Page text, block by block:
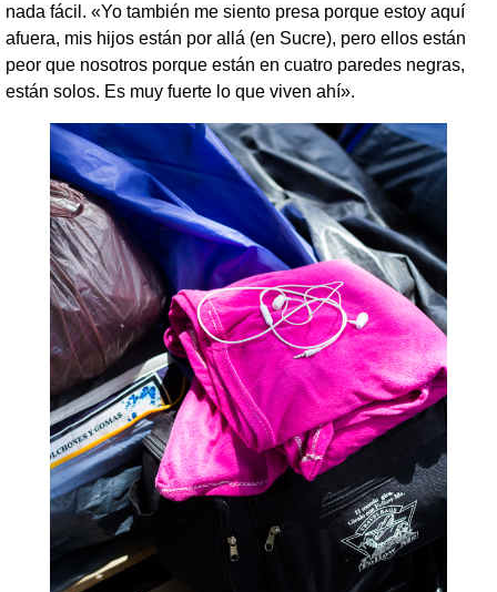
nada fácil. «Yo también me siento presa porque estoy aquí
afuera, mis hijos están por allá (en Sucre), pero ellos están
peor que nosotros porque están en cuatro paredes negras,
están solos. Es muy fuerte lo que viven ahí».